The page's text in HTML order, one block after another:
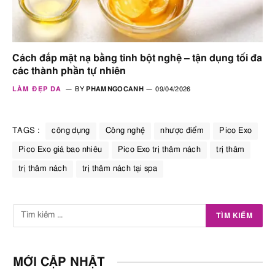
Cách đắp mặt nạ bằng tinh bột nghệ – tận dụng tối đa
các thành phần tự nhiên
LÀM ĐẸP DA BY PHAMNGOCANH 09/04/2026
TAGS : công dụng Công nghệ nhược điểm Pico Exo
Pico Exo giá bao nhiêu Pico Exo trị thâm nách trị thâm
trị thâm nách trị thâm nách tại spa
MỚI CẬP NHẬT